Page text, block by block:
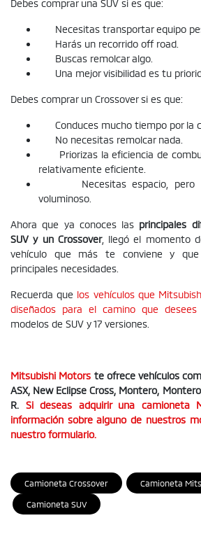
Debes comprar una SUV si es que:
Necesitas transportar equipo
Harás un recorrido off road.
Buscas remolcar algo.
Una mejor visibilidad es tu
Debes comprar un Crossover si es que:
Conduces mucho tiempo por la
No necesitas remolcar nada.
Priorizas la eficiencia de
relativamente eficiente.
Necesitas espacio, pero
voluminoso.
Ahora que ya conoces las principales
SUV y un Crossover, llegó el momento
vehículo que más te conviene y
principales necesidades.
Recuerda que los vehículos que
diseñados para el camino que desees
modelos de SUV y 17 versiones.
Mitsubishi Motors te ofrece vehículos
ASX, New Eclipse Cross, Montero,
R. Si deseas adquirir una camioneta
información sobre alguno de nuestros
nuestro formulario.
Camioneta Crossover
Camioneta
Camioneta SUV